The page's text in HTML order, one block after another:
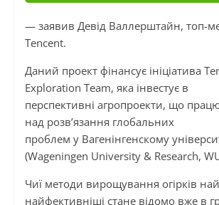
— заявив Девід Валлерштайн, топ-
Tencent.
Даний проект фінансує ініціатива
Exploration Team, яка інвестує в
перспективні агропроекти, що
над розв’язання глобальних
проблем у Вагенінгенскому
(Wageningen University & Research,
Чиї методи вирощування огірків
найфективніші стане відомо вже в